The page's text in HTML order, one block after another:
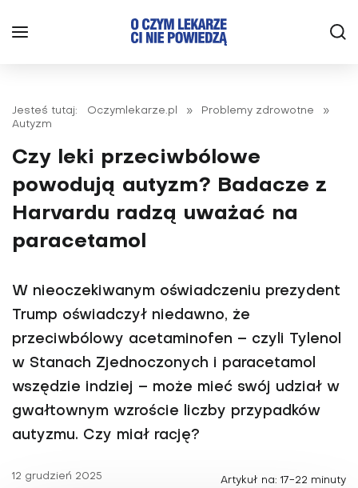
Jesteś tutaj: Oczymlekarze.pl » Problemy zdrowotne
»
Autyzm
Czy leki przeciwbólowe
powodują autyzm? Badacze z
Harvardu radzą uważać na
paracetamol
W nieoczekiwanym oświadczeniu prezydent
Trump oświadczył niedawno, że
przeciwbólowy acetaminofen – czyli Tylenol
w Stanach Zjednoczonych i paracetamol
wszędzie indziej – może mieć swój udział w
gwałtownym wzroście liczby przypadków
autyzmu. Czy miał rację?
12 grudzień 2025 Artykuł na: 17-22 minuty